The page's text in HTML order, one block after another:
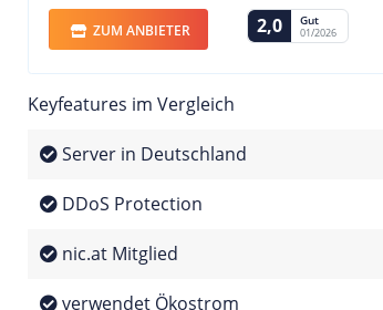
ZUM ANBIETER 2,0 Gut
01/2026
Keyfeatures im Vergleich
Server in Deutschland
DDoS Protection
nic.at Mitglied
verwendet Ökostrom